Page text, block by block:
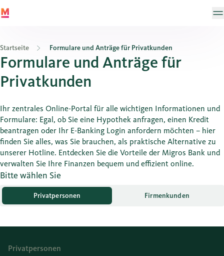
Startseite Formulare und Anträge für Privatkunden
Formulare und Anträge für
Privatkunden
Ihr zentrales Online-Portal für alle wichtigen Informationen und
Formulare: Egal, ob Sie eine Hypothek anfragen, einen Kredit
beantragen oder Ihr E-Banking Login anfordern möchten – hier
finden Sie alles, was Sie brauchen, als praktische Alternative zu
unserer Hotline. Entdecken Sie die Vorteile der Migros Bank und
verwalten Sie Ihre Finanzen bequem und effizient online.
Bitte wählen Sie
Privatpersonen Firmenkunden
Privatpersonen